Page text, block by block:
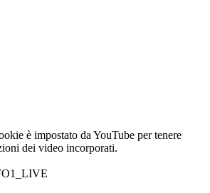
è impostato da YouTube per tenere
dei video incorporati.